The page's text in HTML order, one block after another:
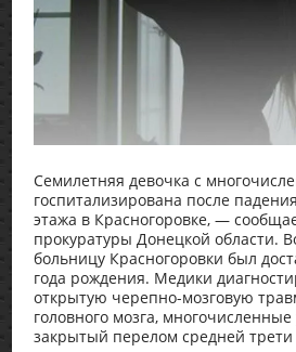
Семилетняя девочка с
госпитализирована после
этажа в Красногоровке, —
прокуратуры Донецкой области.
больницу Красногоровки был
года рождения. Медики
открытую черепно-мозговую
головного мозга,
закрытый перелом средней трети